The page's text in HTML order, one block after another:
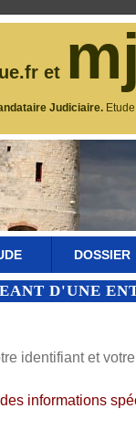
et mj
Judiciaire.
DOSSIER
D'UNE
identifiant et
informations